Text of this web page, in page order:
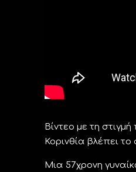
Βίντεο με τη
Κορινθία βλέπει
Μια 57χρονη